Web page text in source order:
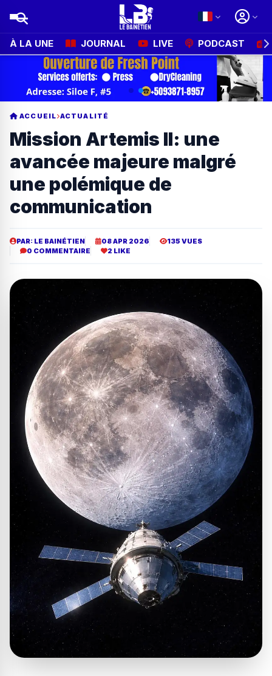
À LA UNE JOURNAL LIVE PODCAST
ACCUEIL ACTUALITÉ
Mission Artemis II: une
avancée majeure malgré
une polémique de
communication
PAR: LE BAINÉTIEN 08 APR 2026
135 VUES
0 COMMENTAIRE
2 LIKE